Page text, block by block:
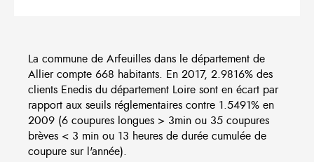
La commune de Arfeuilles dans le département de
Allier compte 668 habitants. En 2017, 2.9816% des
clients Enedis du département Loire sont en écart par
rapport aux seuils réglementaires contre 1.5491% en
2009 (6 coupures longues > 3min ou 35 coupures
brèves < 3 min ou 13 heures de durée cumulée de
coupure sur l'année).